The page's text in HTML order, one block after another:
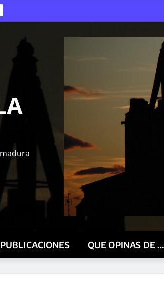
PUBLICACIONES QUE OPINAS DE …